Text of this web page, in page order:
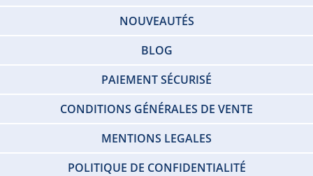
NOUVEAUTÉS
BLOG
PAIEMENT SÉCURISÉ
CONDITIONS GÉNÉRALES DE VENTE
MENTIONS LEGALES
POLITIQUE DE CONFIDENTIALITÉ